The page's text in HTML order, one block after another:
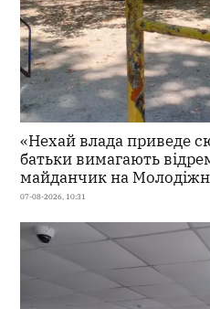
«Нехай влада приведе
батьки вимагають
майданчик на
07-08-2026, 10:31